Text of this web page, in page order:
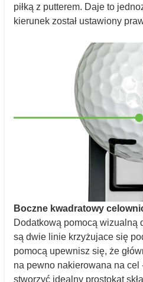
piłką z putterem. Daje to
kierunek został ustawiony
Boczne kwadratowy
Dodatkową pomocą wizualną
są dwie linie krzyżujace się
pomocą upewnisz się, że
na pewno nakierowana na cel
stworzyć idealny prostokąt